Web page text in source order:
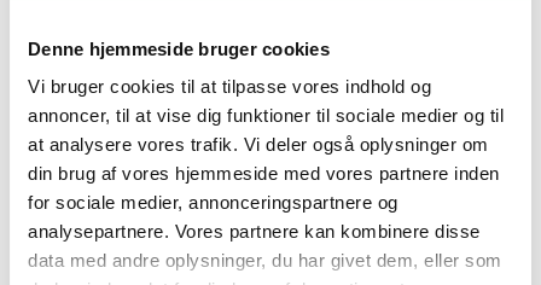
Denne hjemmeside bruger cookies
Vi bruger cookies til at tilpasse vores indhold og
annoncer, til at vise dig funktioner til sociale medier og til
at analysere vores trafik. Vi deler også oplysninger om
din brug af vores hjemmeside med vores partnere inden
for sociale medier, annonceringspartnere og
analysepartnere. Vores partnere kan kombinere disse
data med andre oplysninger, du har givet dem, eller som